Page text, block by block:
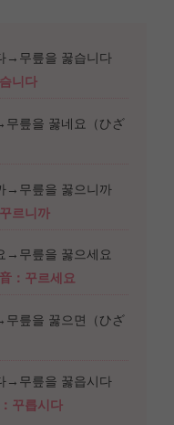
→무릎을 꿇습니다
니다
릎을 꿇네요（ひざ
→무릎을 꿇으니까
르니까
→무릎을 꿇으세요
：꾸르세요
릎을 꿇으면（ひざ
→무릎을 꿇읍시다
꾸릅시다